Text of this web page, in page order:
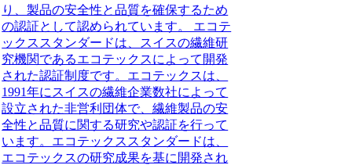
り、製品の安全性と品質を確保するため
の認証として認められています。 エコテ
ックススタンダードは、スイスの繊維研
究機関であるエコテックスによって開発
された認証制度です。エコテックスは、
1991年にスイスの繊維企業数社によって
設立された非営利団体で、繊維製品の安
全性と品質に関する研究や認証を行って
います。エコテックススタンダードは、
エコテックスの研究成果を基に開発され